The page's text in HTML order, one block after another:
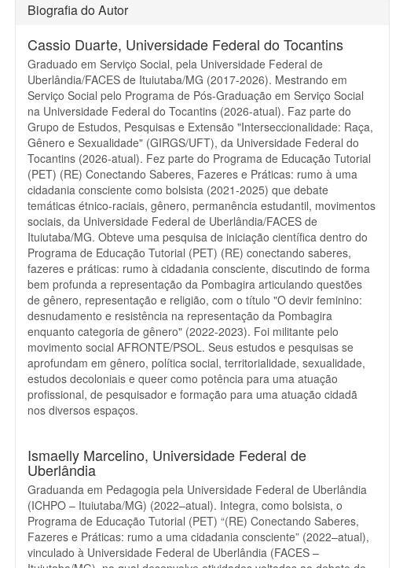
Biografia do Autor
Cassio Duarte, Universidade Federal do Tocantins
Graduado em Serviço Social, pela Universidade Federal de
Uberlândia/FACES de Ituiutaba/MG (2017-2026). Mestrando em
Serviço Social pelo Programa de Pós-Graduação em Serviço Social
na Universidade Federal do Tocantins (2026-atual). Faz parte do
Grupo de Estudos, Pesquisas e Extensão "Interseccionalidade: Raça,
Gênero e Sexualidade" (GIRGS/UFT), da Universidade Federal do
Tocantins (2026-atual). Fez parte do Programa de Educação Tutorial
(PET) (RE) Conectando Saberes, Fazeres e Práticas: rumo à uma
cidadania consciente como bolsista (2021-2025) que debate
temáticas étnico-raciais, gênero, permanência estudantil, movimentos
sociais, da Universidade Federal de Uberlândia/FACES de
Ituiutaba/MG. Obteve uma pesquisa de iniciação científica dentro do
Programa de Educação Tutorial (PET) (RE) conectando saberes,
fazeres e práticas: rumo à cidadania consciente, discutindo de forma
bem profunda a representação da Pombagira articulando questões
de gênero, representação e religião, com o título "O devir feminino:
desnudamento e resistência na representação da Pombagira
enquanto categoria de gênero" (2022-2023). Foi militante pelo
movimento social AFRONTE/PSOL. Seus estudos e pesquisas se
aprofundam em gênero, política social, territorialidade, sexualidade,
estudos decoloniais e queer como potência para uma atuação
profissional, de pesquisador e formação para uma atuação cidadã
nos diversos espaços.
Ismaelly Marcelino, Universidade Federal de
Uberlândia
Graduanda em Pedagogia pela Universidade Federal de Uberlândia
(ICHPO – Ituiutaba/MG) (2022–atual). Integra, como bolsista, o
Programa de Educação Tutorial (PET) “(RE) Conectando Saberes,
Fazeres e Práticas: rumo a uma cidadania consciente” (2022–atual),
vinculado à Universidade Federal de Uberlândia (FACES –